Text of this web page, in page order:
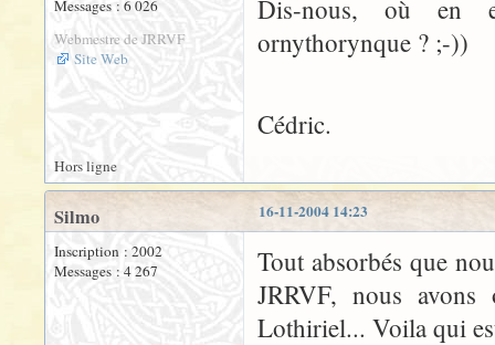
Messages : 6 026
Webmestre de JRRVF
Site Web
Dis-nous, où en
ornythorynque ? ;-))
Cédric.
Hors ligne
16-11-2004 14:23
Silmo
Inscription : 2002
Messages : 4 267
Tout absorbés que
JRRVF, nous
Lothiriel... Voila qui